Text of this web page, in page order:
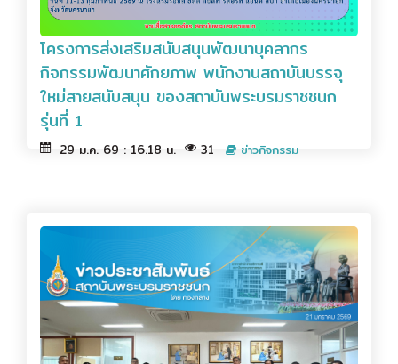
โครงการส่งเสริมสนับสนุนพัฒนาบุคลากร
กิจกรรมพัฒนาศักยภาพ พนักงานสถาบันบรรจุ
ใหม่สายสนับสนุน ของสถาบันพระบรมราชชนก
รุ่นที่ 1
29 ม.ค. 69 : 16.18 น. 31 ข่าวกิจกรรม